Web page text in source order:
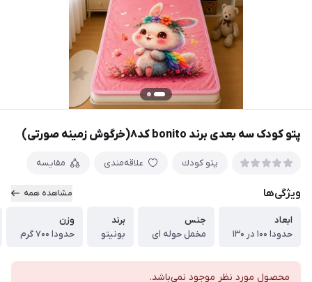
پتو کودک سه بعدی برند bonito کد۸(خرگوش زمینه صورتی)
پتو كودك علاقه‌مندی مقایسه
ویژگی‌ها مشاهده همه
ابعاد
حدودا ۱۰۰ در ۱۳۰
جنس
مخمل حوله ای
برند
بونیتو
وزن
حدودا ۷۰۰ گرم
محصول مورد نظر موجود نمی‌باشد.